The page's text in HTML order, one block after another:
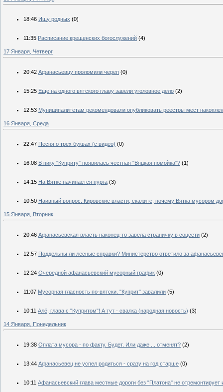
18:46 Ищу родных (0)
11:35 Расписание крещенских богослужений (4)
17 Января, Четверг
20:42 Афанасьевцу проломили череп (0)
15:25 Еще на одного вятского главу завели уголовное дело (2)
12:53 Муниципалитетам рекомендовали опубликовать реестры мест
16 Января, Среда
22:47 Песня о трех буквах (с видео) (0)
16:08 В пику "Куприту" появилась честная "Вяцкая помойка"? (1)
14:15 На Вятке начинается пурга (3)
10:50 Наивный вопрос. Кировские власти, скажите, почему Вятка мусором
15 Января, Вторник
20:46 Афанасьевская власть наконец-то завела страничку в соцсети (2)
12:57 Поддельны ли лесные справки? Министерство ответило за
12:24 Очередной афанасьевский мусорный график (0)
11:07 Мусорная гласность по-вятски. "Куприт" завалили (5)
10:11 Алё, глава с "Купритом"! А тут - свалка (народная новость) (3)
14 Января, Понедельник
19:38 Оплата мусора - по факту. Будет. Или даже ... отменят? (2)
13:44 Афанасьевец не успел родиться - сразу на год старше (0)
10:11 Афанасьевский глава местные дороги без "Платона" не отремонтирует